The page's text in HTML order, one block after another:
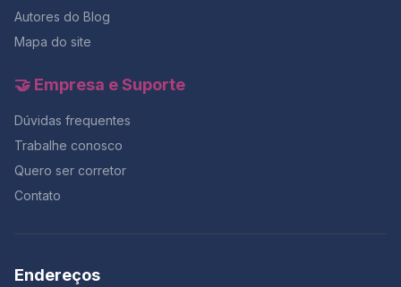
Autores do Blog
Mapa do site
🤝 Empresa e Suporte
Dúvidas frequentes
Trabalhe conosco
Quero ser corretor
Contato
Endereços